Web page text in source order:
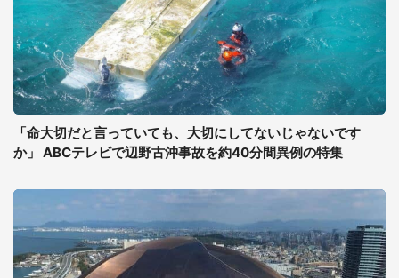
「命大切だと言っていても、大切にしてないじゃないです
か」 ABCテレビで辺野古沖事故を約40分間異例の特集